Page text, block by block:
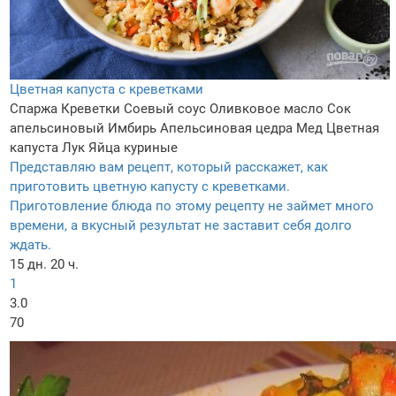
Цветная капуста с креветками
Спаржа Креветки Соевый соус Оливковое масло Сок
апельсиновый Имбирь Апельсиновая цедра Мед Цветная
капуста Лук Яйца куриные
Представляю вам рецепт, который расскажет, как
приготовить цветную капусту с креветками.
Приготовление блюда по этому рецепту не займет много
времени, а вкусный результат не заставит себя долго
ждать.
15 дн. 20 ч.
1
3.0
70